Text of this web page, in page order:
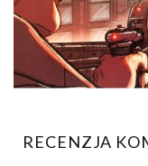
RECENZJA